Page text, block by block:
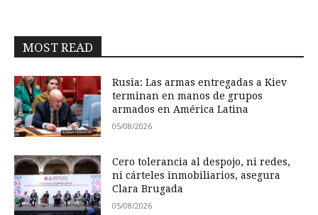
MOST READ
Rusia: Las armas entregadas a Kiev
terminan en manos de grupos
armados en América Latina
05/08/2026
Cero tolerancia al despojo, ni redes,
ni cárteles inmobiliarios, asegura
Clara Brugada
05/08/2026